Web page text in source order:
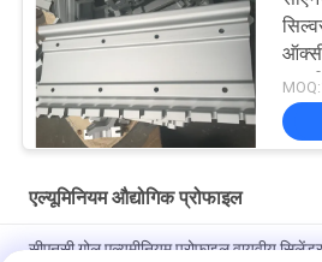
एल्यूमिनियम औद्योगिक प्रोफाइल
सीएनसी गोल एल्यूमीनियम प्रोफाइल वायवीय